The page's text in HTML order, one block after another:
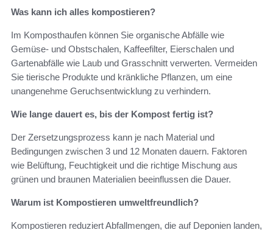
Was kann ich alles kompostieren?
Im Komposthaufen können Sie organische Abfälle wie
Gemüse- und Obstschalen, Kaffeefilter, Eierschalen und
Gartenabfälle wie Laub und Grasschnitt verwerten. Vermeiden
Sie tierische Produkte und kränkliche Pflanzen, um eine
unangenehme Geruchsentwicklung zu verhindern.
Wie lange dauert es, bis der Kompost fertig ist?
Der Zersetzungsprozess kann je nach Material und
Bedingungen zwischen 3 und 12 Monaten dauern. Faktoren
wie Belüftung, Feuchtigkeit und die richtige Mischung aus
grünen und braunen Materialien beeinflussen die Dauer.
Warum ist Kompostieren umweltfreundlich?
Kompostieren reduziert Abfallmengen, die auf Deponien landen,